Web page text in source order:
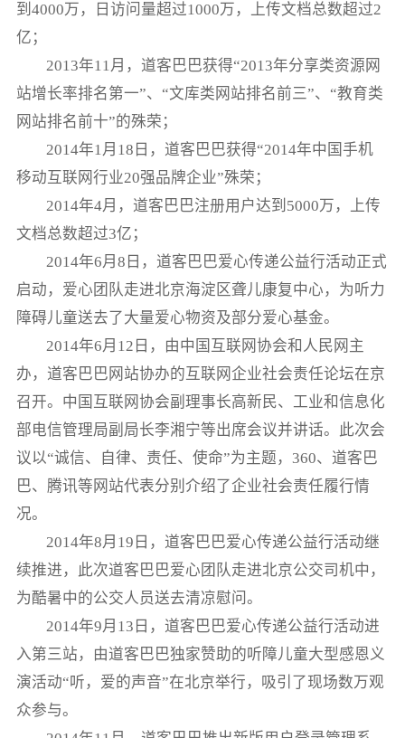
到4000万，日访问量超过1000万，上传文档总数超过2
亿；
2013年11月，道客巴巴获得“2013年分享类资源网
站增长率排名第一”、“文库类网站排名前三”、“教育类
网站排名前十”的殊荣；
2014年1月18日，道客巴巴获得“2014年中国手机
移动互联网行业20强品牌企业”殊荣；
2014年4月，道客巴巴注册用户达到5000万，上传
文档总数超过3亿；
2014年6月8日，道客巴巴爱心传递公益行活动正式
启动，爱心团队走进北京海淀区聋儿康复中心，为听力
障碍儿童送去了大量爱心物资及部分爱心基金。
2014年6月12日，由中国互联网协会和人民网主
办，道客巴巴网站协办的互联网企业社会责任论坛在京
召开。中国互联网协会副理事长高新民、工业和信息化
部电信管理局副局长李湘宁等出席会议并讲话。此次会
议以“诚信、自律、责任、使命”为主题，360、道客巴
巴、腾讯等网站代表分别介绍了企业社会责任履行情
况。
2014年8月19日，道客巴巴爱心传递公益行活动继
续推进，此次道客巴巴爱心团队走进北京公交司机中，
为酷暑中的公交人员送去清凉慰问。
2014年9月13日，道客巴巴爱心传递公益行活动进
入第三站，由道客巴巴独家赞助的听障儿童大型感恩义
演活动“听，爱的声音”在北京举行，吸引了现场数万观
众参与。